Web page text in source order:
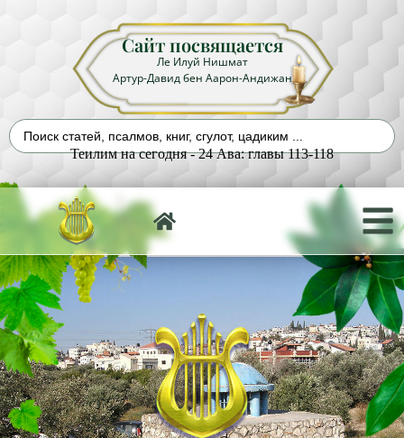
Сайт посвящается
Ле Илуй Нишмат
Артур-Давид бен Аарон-Андижан
Теилим на сегодня - 24 Ава: главы 113-118